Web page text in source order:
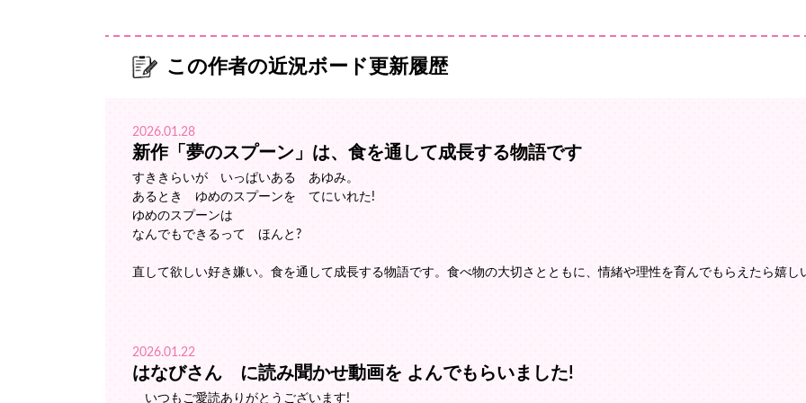
この作者の近況ボード更新履歴
2026.01.28
新作「夢のスプーン」は、食を通して成長する物語です
すききらいが いっぱいある あゆみ。
あるとき ゆめのスプーンを てにいれた!
ゆめのスプーンは
なんでもできるって ほんと?
直して欲しい好き嫌い。食を通して成長する物語です。食べ物の大切さとともに、情緒や理性を育んでもらえたら嬉し
2026.01.22
はなびさん に読み聞かせ動画を よんでもらいました!
いつもご愛読ありがとうございます!